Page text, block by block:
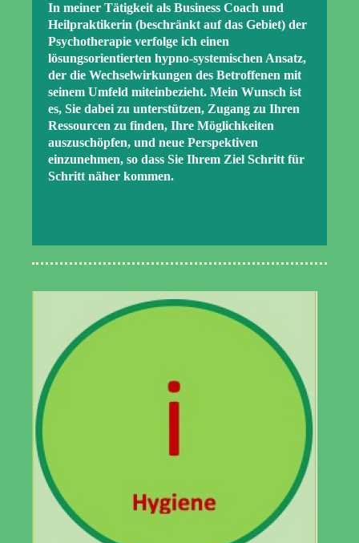
In meiner Tätigkeit als Business Coach und
Heilpraktikerin (beschränkt auf das Gebiet) der
Psychotherapie verfolge ich einen
lösungsorientierten hypno-systemischen Ansatz,
der die Wechselwirkungen des Betroffenen mit
seinem Umfeld miteinbezieht. Mein Wunsch ist
es, Sie dabei zu unterstützen, Zugang zu Ihren
Ressourcen zu finden, Ihre Möglichkeiten
auszuschöpfen, und neue Perspektiven
einzunehmen, so dass Sie Ihrem Ziel Schritt für
Schritt näher kommen.